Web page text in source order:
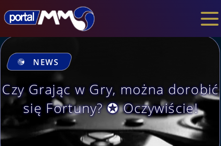
NEWS
Czy Grając w Gry, można dorobić
się Fortuny? ✪ Oczywiście!